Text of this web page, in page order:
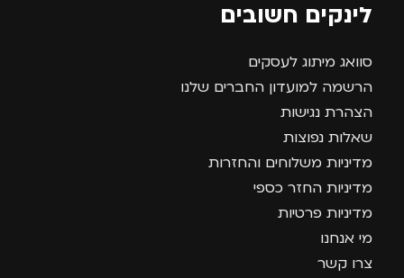
לינקים חשובים
סוואג מיתוג לעסקים
הרשמה למועדון החברים שלנו
הצהרת נגישות
שאלות נפוצות
מדיניות משלוחים והחזרות
מדיניות החזר כספי
מדיניות פרטיות
מי אנחנו
צרו קשר